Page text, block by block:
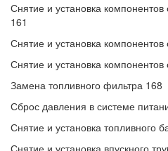
Снятие и установка
161
Снятие и установка
Снятие и установка
Замена топливного фильтра 168
Сброс давления в системе
Снятие и установка топливного
Снятие и установка впускного